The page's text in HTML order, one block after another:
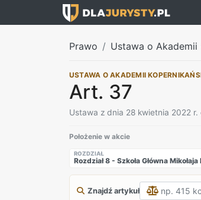
Prawo Ustawa o Akademii
USTAWA O AKADEMII
Art. 37
Ustawa z dnia 28 kwietnia 2022 r.
Położenie w akcie
ROZDZIAŁ
Znajdź artykuł